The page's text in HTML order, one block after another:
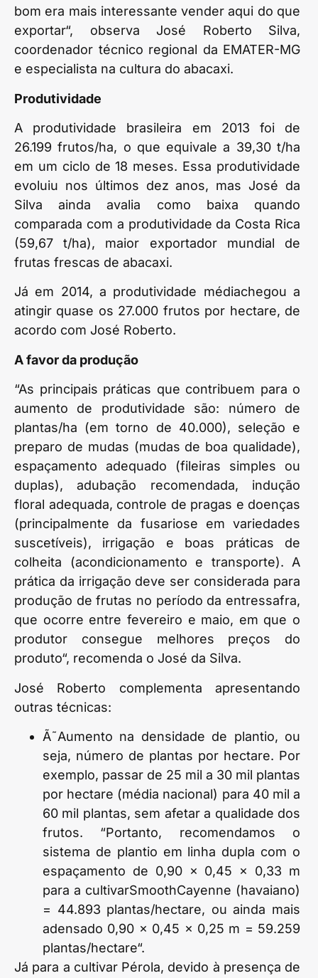
bom era mais interessante vender aqui do que
exportar“, observa José Roberto Silva,
coordenador técnico regional da EMATER-MG
e especialista na cultura do abacaxi.
Produtividade
A produtividade brasileira em 2013 foi de
26.199 frutos/ha, o que equivale a 39,30 t/ha
em um ciclo de 18 meses. Essa produtividade
evoluiu nos últimos dez anos, mas José da
Silva ainda avalia como baixa quando
comparada com a produtividade da Costa Rica
(59,67 t/ha), maior exportador mundial de
frutas frescas de abacaxi.
Já em 2014, a produtividade médiachegou a
atingir quase os 27.000 frutos por hectare, de
acordo com José Roberto.
A favor da produção
“As principais práticas que contribuem para o
aumento de produtividade são: número de
plantas/ha (em torno de 40.000), seleção e
preparo de mudas (mudas de boa qualidade),
espaçamento adequado (fileiras simples ou
duplas), adubação recomendada, indução
floral adequada, controle de pragas e doenças
(principalmente da fusariose em variedades
suscetíveis), irrigação e boas práticas de
colheita (acondicionamento e transporte). A
prática da irrigação deve ser considerada para
produção de frutas no período da entressafra,
que ocorre entre fevereiro e maio, em que o
produtor consegue melhores preços do
produto“, recomenda o José da Silva.
José Roberto complementa apresentando
outras técnicas:
Ã˜Aumento na densidade de plantio, ou
seja, número de plantas por hectare. Por
exemplo, passar de 25 mil a 30 mil plantas
por hectare (média nacional) para 40 mil a
60 mil plantas, sem afetar a qualidade dos
frutos. “Portanto, recomendamos o
sistema de plantio em linha dupla com o
espaçamento de 0,90 x 0,45 x 0,33 m
para a cultivarSmoothCayenne (havaiano)
= 44.893 plantas/hectare, ou ainda mais
adensado 0,90 x 0,45 x 0,25 m = 59.259
plantas/hectare“.
Já para a cultivar Pérola, devido à presença de